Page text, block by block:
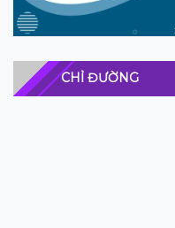
CHỈ ĐƯỜNG